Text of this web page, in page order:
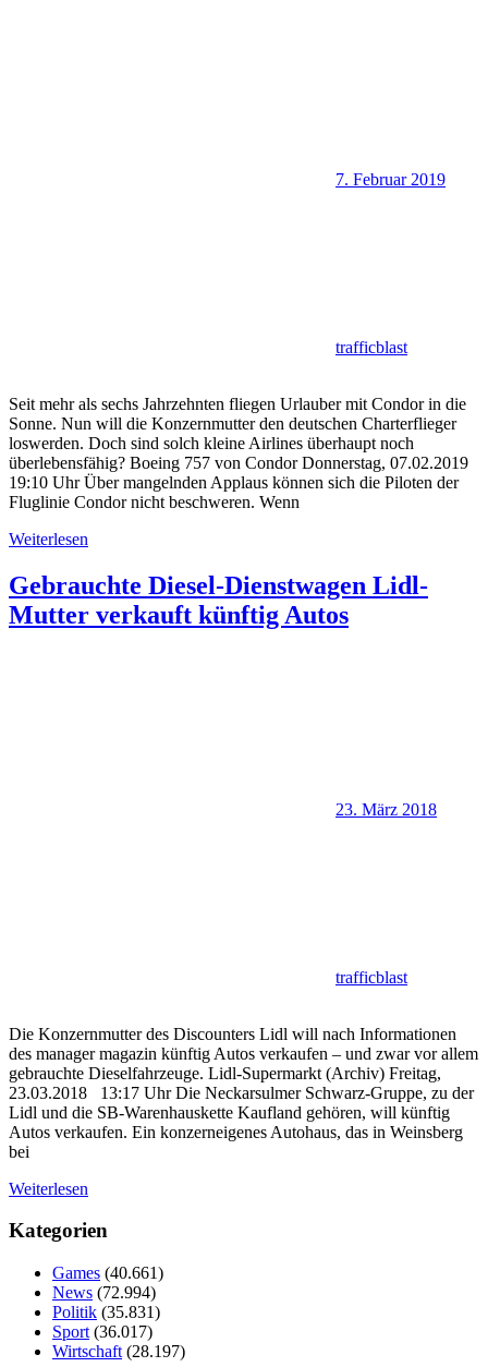
7. Februar 2019
trafficblast
Seit mehr als sechs Jahrzehnten fliegen Urlauber mit Condor in die
Sonne. Nun will die Konzernmutter den deutschen Charterflieger
loswerden. Doch sind solch kleine Airlines überhaupt noch
überlebensfähig? Boeing 757 von Condor Donnerstag, 07.02.2019
19:10 Uhr Über mangelnden Applaus können sich die Piloten der
Fluglinie Condor nicht beschweren. Wenn
Weiterlesen
Gebrauchte Diesel-Dienstwagen Lidl-
Mutter verkauft künftig Autos
23. März 2018
trafficblast
Die Konzernmutter des Discounters Lidl will nach Informationen
des manager magazin künftig Autos verkaufen – und zwar vor allem
gebrauchte Dieselfahrzeuge. Lidl-Supermarkt (Archiv) Freitag,
23.03.2018 13:17 Uhr Die Neckarsulmer Schwarz-Gruppe, zu der
Lidl und die SB-Warenhauskette Kaufland gehören, will künftig
Autos verkaufen. Ein konzerneigenes Autohaus, das in Weinsberg
bei
Weiterlesen
Kategorien
Games (40.661)
News (72.994)
Politik (35.831)
Sport (36.017)
Wirtschaft (28.197)